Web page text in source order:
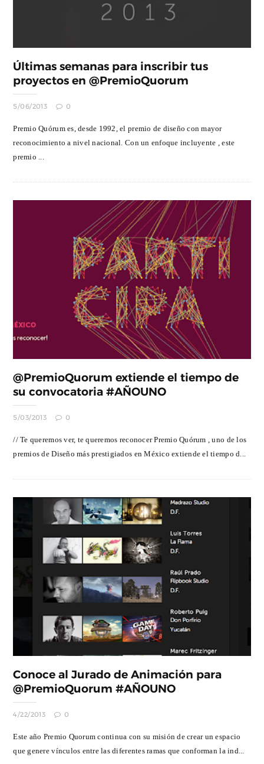
Últimas semanas para inscribir tus
proyectos en @PremioQuorum
5/06/2013 0
Premio Quórum es, desde 1992, el premio de diseño con mayor
reconocimiento a nivel nacional. Con un enfoque incluyente , este
premio ...
@PremioQuorum extiende el tiempo de
su convocatoria #AÑOUNO
5/03/2013 0
// Te queremos ver, te queremos reconocer Premio Quórum , uno de los
premios de Diseño más prestigiados en México extiende el tiempo d...
Conoce al Jurado de Animación para
@PremioQuorum #AÑOUNO
4/22/2013 0
Este año Premio Quorum continua con su misión de crear un espacio
que genere vínculos entre las diferentes ramas que conforman la ind...